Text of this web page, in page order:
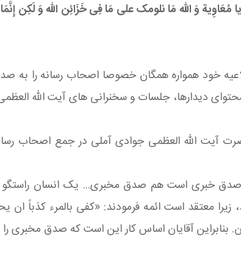
مُعَاوِیة وَ الله مَا نلومک علی مَا فِی خَزَائِن الله وَ لَکِن
خود همواره همگان خصوصا اصحاب رسانه را
دیدارها، جلسات و سخنرانی های آیت الله
آیت الله العظمی جوادی آملی در جمع اصحاب
خبری است هم صدق مخبری... یک انسان راستگو
معتقد است ائمه فرمودند: «کفی بالمرء
بنابراین آقایان اساس کار این است که صدق مخبری